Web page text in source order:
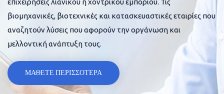
επιχειρήσεις λιανικού ή χοντρικού εμπορίου. Τις
βιομηχανικές, βιοτεχνικές και κατασκευαστικές εταιρίες που
αναζητούν λύσεις που αφορούν την οργάνωση και
μελλοντική ανάπτυξη τους.
ΜΑΘΕΤΕ ΠΕΡΙΣΣΟΤΕΡΑ